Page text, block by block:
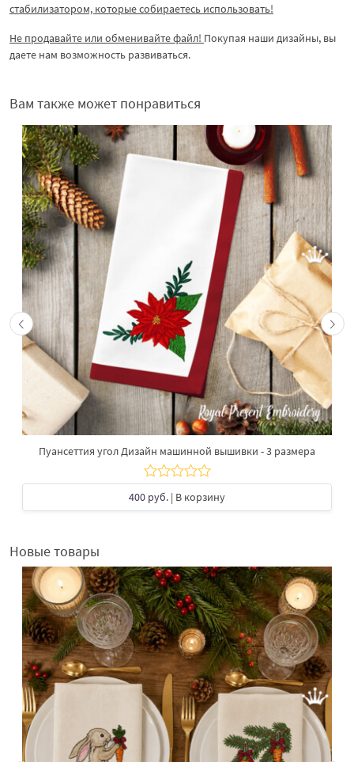
стабилизатором, которые собираетесь использовать!
Не продавайте или обменивайте файл! Покупая наши дизайны, вы
даете нам возможность развиваться.
Вам также может понравиться
Пуансеттия угол Дизайн машинной вышивки - 3 размера
400 руб. | В корзину
Новые товары